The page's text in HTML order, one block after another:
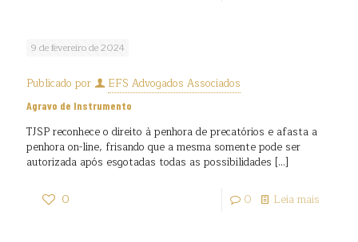
9 de fevereiro de 2024
Publicado por EFS Advogados Associados
Agravo de Instrumento
TJSP reconhece o direito à penhora de precatórios e afasta a
penhora on-line, frisando que a mesma somente pode ser
autorizada após esgotadas todas as possibilidades […]
0 0 Leia mais